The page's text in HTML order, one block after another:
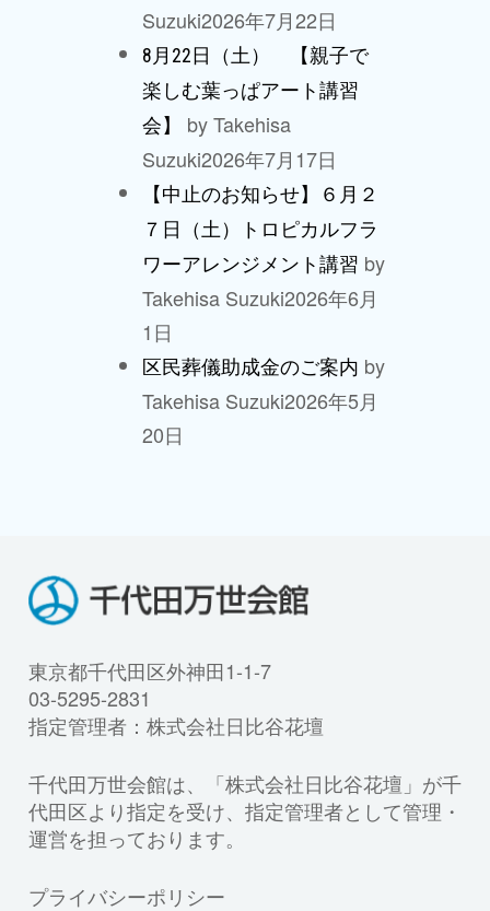
Suzuki2026年7月22日
8月22日（土） 【親子で
楽しむ葉っぱアート講習
会】
by Takehisa
Suzuki2026年7月17日
【中止のお知らせ】６月２
７日（土）トロピカルフラ
ワーアレンジメント講習 by
Takehisa Suzuki2026年6月
1日
区民葬儀助成金のご案内 by
Takehisa Suzuki2026年5月
20日
東京都千代田区外神田1-1-7
03-5295-2831
指定管理者：株式会社日比谷花壇
千代田万世会館は、「株式会社日比谷花壇」が千
代田区より指定を受け、指定管理者として管理・
運営を担っております。
プライバシーポリシー